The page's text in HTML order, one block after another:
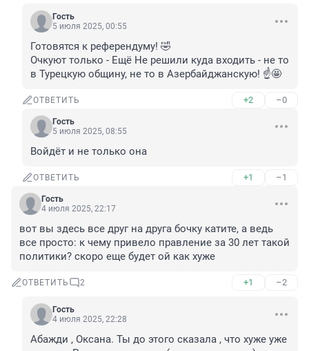
Гость
5 июля 2025, 00:55
Готовятся к референдуму! 🤣
Очкуют только - Ещё Не решили куда входить - не то
в Турецкую общину, не то в Азербайджанскую! ☝️🤩
ОТВЕТИТЬ +2 –0
Гость
5 июля 2025, 08:55
Войдёт и не только она
ОТВЕТИТЬ +1 –1
Гость
4 июля 2025, 22:17
вот вы здесь все друг на друга бочку катите, а ведь
все просто: к чему привело правление за 30 лет такой
политики? скоро еще будет ой как хуже
ОТВЕТИТЬ 2 +1 –2
Гость
4 июля 2025, 22:28
Абажди , Оксана. Ты до этого сказала , что хуже уже